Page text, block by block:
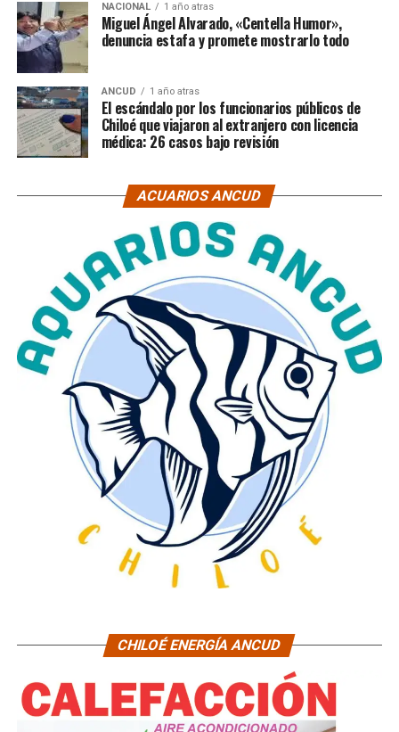
NACIONAL 1 año atras
Miguel Ángel Alvarado, «Centella Humor»,
denuncia estafa y promete mostrarlo todo
ANCUD 1 año atras
El escándalo por los funcionarios públicos de
Chiloé que viajaron al extranjero con licencia
médica: 26 casos bajo revisión
ACUARIOS ANCUD
CHILOÉ ENERGÍA ANCUD